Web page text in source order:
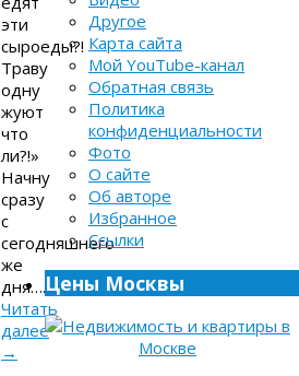
эти
сыроеды?!
Траву
одну
жуют
что
ли?!»
Начну
сразу
с
сегодняшнего
же
дня….
Читать
далее
→
Другое
Карта сайта
Мой YouTube-канал
Обратная связь
Политика
конфиденциальности
Фото
О сайте
Об авторе
Избранное
Ссылки
Цены Москвы